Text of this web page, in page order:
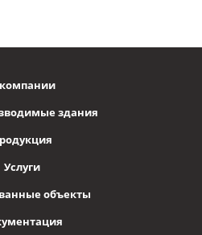
здания
Услуги
объекты